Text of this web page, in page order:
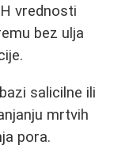
vrednosti
bez ulja
salicilne ili
mrtvih
pora.